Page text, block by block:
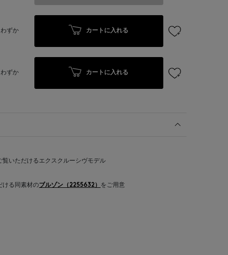
ずか カートに入れる
ずか カートに入れる
いただけるエクスクルーシヴモデル
ける同素材のブルゾン（2255632） をご用意